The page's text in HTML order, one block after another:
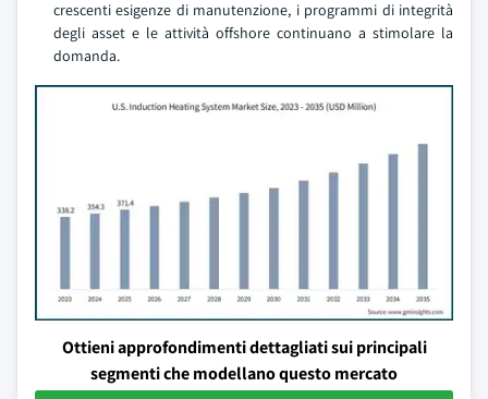
crescenti esigenze di manutenzione, i programmi di integrità
degli asset e le attività offshore continuano a stimolare la
domanda.
Ottieni approfondimenti dettagliati sui principali
segmenti che modellano questo mercato